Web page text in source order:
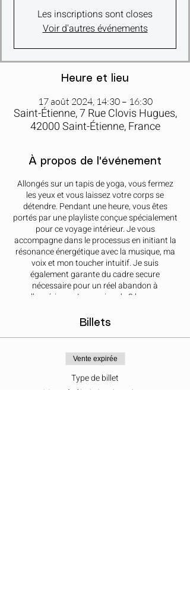
Les inscriptions sont closes
Voir d'autres événements
Heure et lieu
17 août 2024, 14:30 – 16:30
Saint-Étienne, 7 Rue Clovis Hugues,
42000 Saint-Étienne, France
À propos de l'événement
Allongés sur un tapis de yoga, vous fermez
les yeux et vous laissez votre corps se
détendre. Pendant une heure, vous êtes
portés par une playliste conçue spécialement
pour ce voyage intérieur. Je vous
accompagne dans le processus en initiant la
résonance énergétique avec la musique, ma
voix et mon toucher intuitif. Je suis
également garante du cadre secure
nécessaire pour un réel abandon à
l’expérience. La session de 2 heures
complète, un échange d’expérience et des
Billets
Vente expirée
Type de billet
Kundalini Activation